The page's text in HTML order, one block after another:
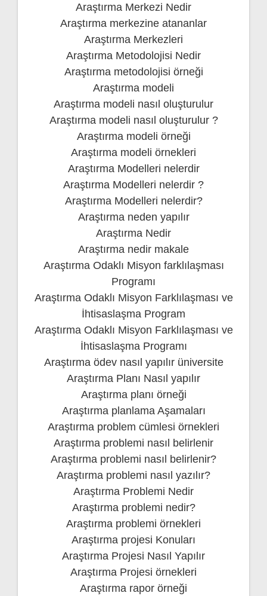
Araştırma Merkezi Nedir
Araştırma merkezine atananlar
Araştırma Merkezleri
Araştırma Metodolojisi Nedir
Araştırma metodolojisi örneği
Araştırma modeli
Araştırma modeli nasıl oluşturulur
Araştırma modeli nasıl oluşturulur ?
Araştırma modeli örneği
Araştırma modeli örnekleri
Araştırma Modelleri nelerdir
Araştırma Modelleri nelerdir ?
Araştırma Modelleri nelerdir?
Araştırma neden yapılır
Araştırma Nedir
Araştırma nedir makale
Araştırma Odaklı Misyon farklılaşması
Programı
Araştırma Odaklı Misyon Farklılaşması ve
İhtisaslaşma Program
Araştırma Odaklı Misyon Farklılaşması ve
İhtisaslaşma Programı
Araştırma ödev nasıl yapılır üniversite
Araştırma Planı Nasıl yapılır
Araştırma planı örneği
Araştırma planlama Aşamaları
Araştırma problem cümlesi örnekleri
Araştırma problemi nasıl belirlenir
Araştırma problemi nasıl belirlenir?
Araştırma problemi nasıl yazılır?
Araştırma Problemi Nedir
Araştırma problemi nedir?
Araştırma problemi örnekleri
Araştırma projesi Konuları
Araştırma Projesi Nasıl Yapılır
Araştırma Projesi örnekleri
Araştırma rapor örneği